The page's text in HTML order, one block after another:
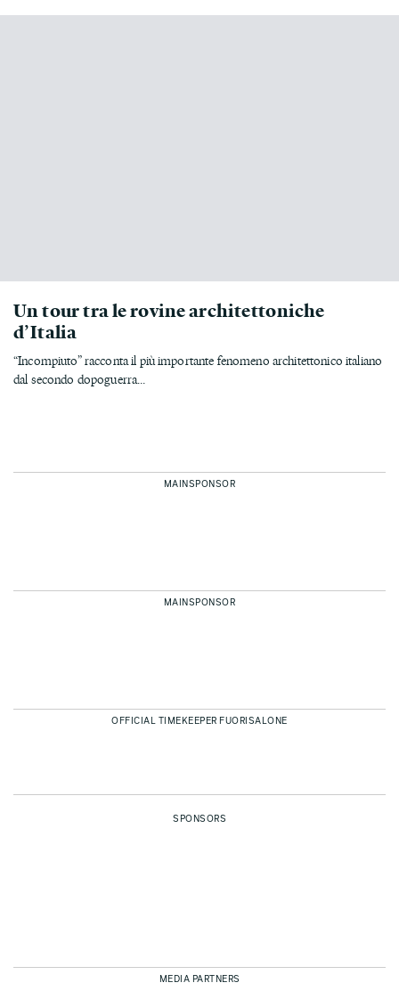
Un tour tra le rovine architettoniche
d’Italia
“Incompiuto” racconta il più importante fenomeno architettonico italiano
dal secondo dopoguerra...
MAINSPONSOR
MAINSPONSOR
OFFICIAL TIMEKEEPER FUORISALONE
SPONSORS
MEDIA PARTNERS